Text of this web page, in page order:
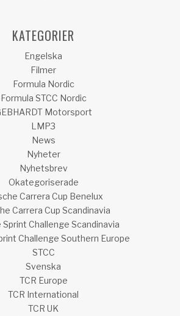
KATEGORIER
Engelska
Filmer
Formula Nordic
Formula STCC Nordic
Motorsport
LMP3
News
Nyheter
Nyhetsbrev
Okategoriserade
Carrera Cup Benelux
Carrera Cup Scandinavia
Sprint Challenge Scandinavia
Challenge Southern Europe
STCC
Svenska
TCR Europe
TCR International
TCR UK